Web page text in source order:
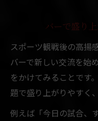
出会いバー
コミュニテ
札幌バーで
一人飲みから友
一人飲み歓
札幌交流バ
バーで盛り
スポーツ観戦後の高揚
バーで新しい交流を始
をかけてみることです
題で盛り上がりやすく
例えば「今日の試合、